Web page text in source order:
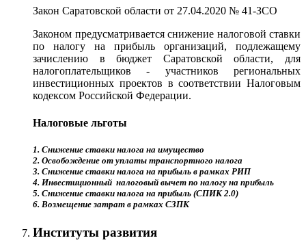
Закон Саратовской области от 27.04.2020 № 41-ЗСО
Законом предусматривается снижение налоговой ставки
по налогу на прибыль организаций, подлежащему
зачислению в бюджет Саратовской области, для
налогоплательщиков - участников региональных
инвестиционных проектов в соответствии Налоговым
кодексом Российской Федерации.
Налоговые льготы
1. Снижение ставки налога на имущество
2. Освобождение от уплаты транспортного налога
3. Снижение ставки налога на прибыль в рамках РИП
4. Инвестиционный налоговый вычет по налогу на прибыль
5. Снижение ставки налога на прибыль (СПИК 2.0)
6. Возмещение затрат в рамках СЗПК
Институты развития